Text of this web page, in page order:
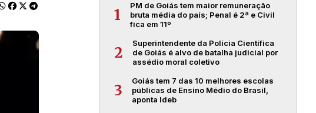
1
PM de Goiás tem maior remuneração
bruta média do país; Penal é 2ª e Civil
fica em 11º
2
Superintendente da Polícia Científica
de Goiás é alvo de batalha judicial por
assédio moral coletivo
3
Goiás tem 7 das 10 melhores escolas
públicas de Ensino Médio do Brasil,
aponta Ideb